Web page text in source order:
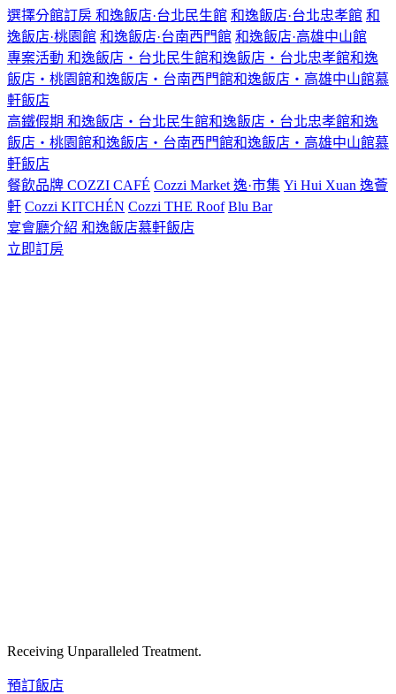
選擇分館訂房 和逸飯店·台北民生館 和逸飯店·台北忠孝館 和
逸飯店·桃園館 和逸飯店·台南西門館 和逸飯店·高雄中山館
專案活動 和逸飯店‧台北民生館和逸飯店‧台北忠孝館和逸
飯店‧桃園館和逸飯店‧台南西門館和逸飯店‧高雄中山館慕
軒飯店
高鐵假期 和逸飯店‧台北民生館和逸飯店‧台北忠孝館和逸
飯店‧桃園館和逸飯店‧台南西門館和逸飯店‧高雄中山館慕
軒飯店
餐飲品牌 COZZI CAFÉ Cozzi Market 逸·市集 Yi Hui Xuan 逸薈
軒 Cozzi KITCHÉN Cozzi THE Roof Blu Bar
宴會廳介紹 和逸飯店慕軒飯店
立即訂房
Receiving Unparalleled Treatment.
預訂飯店